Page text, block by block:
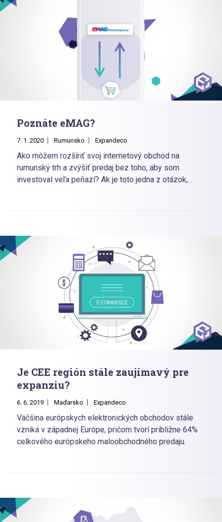
Poznáte eMAG?
7. 1. 2020 Rumunsko Expandeco
Ako môžem rozšíriť svoj internetový obchod na
rumunský trh a zvýšiť predaj bez toho, aby som
investoval veľa peňazí? Ak je toto jedna z otázok,
Je CEE región stále zaujímavý pre
expanziu?
6. 6. 2019 Maďarsko Expandeco
Väčšina európskych elektronických obchodov stále
vzniká v západnej Európe, pričom tvorí približne 64%
celkového európskeho maloobchodného predaju.